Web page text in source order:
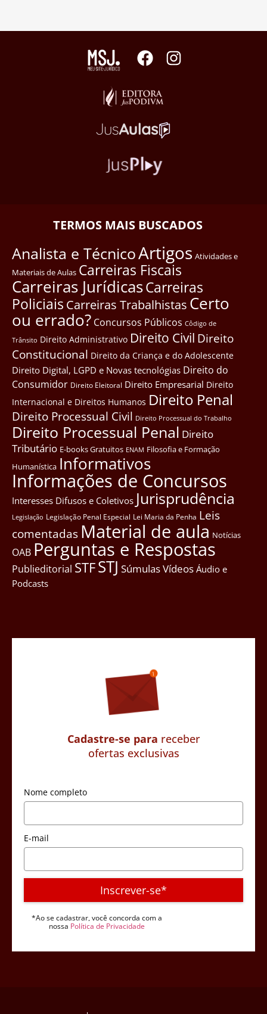
TERMOS MAIS BUSCADOS
Analista e TécnicoArtigos Atividades e
Materiais de Aulas Carreiras Fiscais
Carreiras JurídicasCarreiras
Policiais Carreiras Trabalhistas Certo
ou errado? Concursos Públicos Côdigo de
Trânsito Direito Administrativo Direito Civil Direito
Constitucional Direito da Criança e do Adolescente
Direito Digital, LGPD e Novas tecnológias Direito do
Consumidor Direito Eleitoral Direito Empresarial Direito
Internacional e Direitos Humanos Direito Penal
Direito Processual Civil Direito Processual do Trabalho
Direito Processual Penal Direito
Tributário E-books Gratuitos ENAM Filosofia e Formação
Humanística Informativos
Informações de Concursos
Interesses Difusos e Coletivos Jurisprudência
Legislação Legislação Penal Especial Lei Maria da Penha Leis
comentadas Material de aula Notícias
OAB Perguntas e Respostas
Publieditorial STFSTJ SúmulasVídeos Áudio e
Podcasts
Cadastre-se para receber
ofertas exclusivas
Nome completo
E-mail
Inscrever-se*
*Ao se cadastrar, você concorda com a
nossa Política de Privacidade